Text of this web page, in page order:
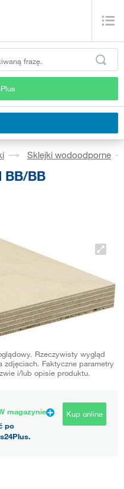
Sklejki wodoodporne
BB/BB
Rzeczywisty wygląd
zdjęciach. Faktyczne parametry
i/lub opisie produktu.
magazynie
po
Kup online